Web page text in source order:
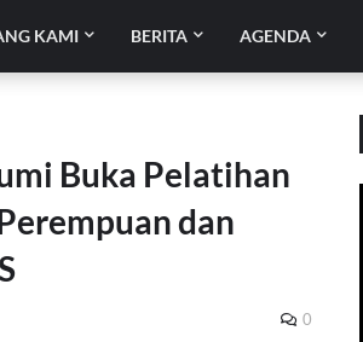
KAMI BERITA AGENDA
Buka Pelatihan
dan
0